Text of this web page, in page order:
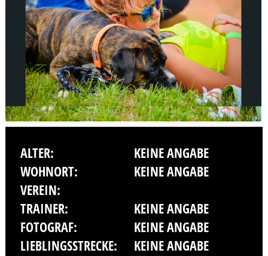
ALTER:
KEINE ANGABE
WOHNORT:
KEINE ANGABE
VEREIN:
TRAINER:
KEINE ANGABE
FOTOGRAF:
KEINE ANGABE
LIEBLINGSSTRECKE:
KEINE ANGABE